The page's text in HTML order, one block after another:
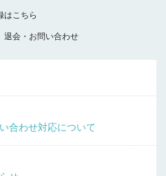
はこちら
退会・お問い合わせ
合わせ対応について